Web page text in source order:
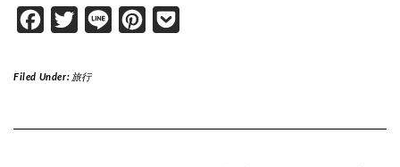
FacebookTwitterLine Pinterest
Filed Under: 旅行